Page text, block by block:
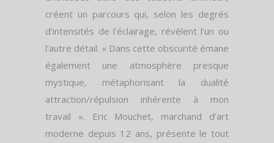
créent un parcours qui, selon les degrés
d’intensités de l’éclairage, révèlent l’un ou
l’autre détail. « Dans cette obscurité émane
également une atmosphère presque
mystique, métaphorisant la dualité
attraction/répulsion inhérente à mon
travail ». Eric Mouchet, marchand d’art
moderne depuis 12 ans, présente le tout